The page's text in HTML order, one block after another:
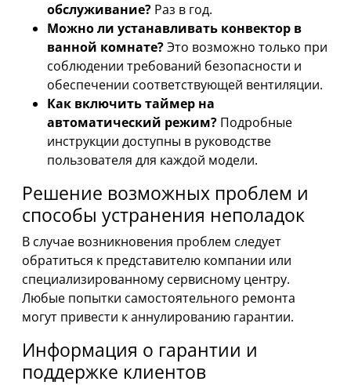
обслуживание? Раз в год.
Можно ли устанавливать конвектор в
ванной комнате?Это возможно только при
соблюдении требований безопасности и
обеспечении соответствующей вентиляции.
Как включить таймер на
автоматический режим? Подробные
инструкции доступны в руководстве
пользователя для каждой модели.
Решение возможных проблем и
способы устранения неполадок
В случае возникновения проблем следует
обратиться к представителю компании или
специализированному сервисному центру.
Любые попытки самостоятельного ремонта
могут привести к аннулированию гарантии.
Информация о гарантии и
поддержке клиентов